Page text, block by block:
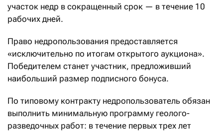
участок недр в сокращенный срок — в течение 10
рабочих дней.
Право недропользования предоставляется
«исключительно по итогам открытого аукциона».
Победителем станет участник, предложивший
наибольший размер подписного бонуса.
По типовому контракту недропользователь обязан
выполнить минимальную программу геолого-
разведочных работ: в течение первых трех лет